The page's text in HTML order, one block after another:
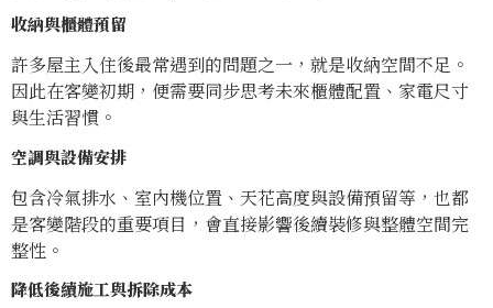
收納與櫃體預留
許多屋主入住後最常遇到的問題之一，就是收納空間不足。
因此在客變初期，便需要同步思考未來櫃體配置、家電尺寸
與生活習慣。
空調與設備安排
包含冷氣排水、室內機位置、天花高度與設備預留等，也都
是客變階段的重要項目，會直接影響後續裝修與整體空間完
整性。
降低後續施工與拆除成本